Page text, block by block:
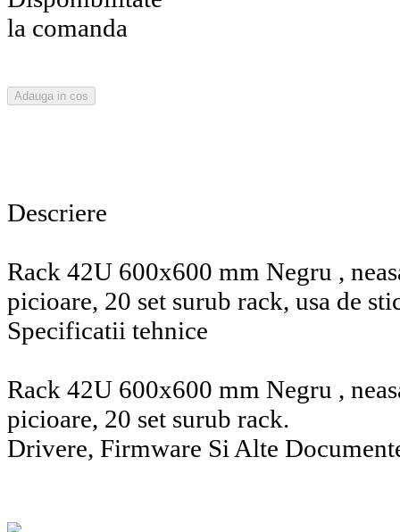
la comanda
Descriere
Rack 42U 600x600 mm Negru ,
picioare, 20 set surub rack, usa de
Specificatii tehnice
Rack 42U 600x600 mm Negru ,
picioare, 20 set surub rack.
Drivere, Firmware Si Alte